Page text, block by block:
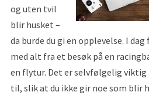
og uten tvil
blir husket –
da burde du gi en opplevelse. I
med alt fra et besøk på en
en flytur. Det er selvfølgelig viktig
til, slik at du ikke gir noe som blir